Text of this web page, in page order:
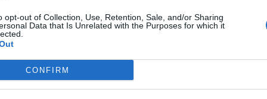
opt-out of Collection, Use, Retention, Sale, and/or Sharing
Data that Is Unrelated with the Purposes for which it
CONFIRM